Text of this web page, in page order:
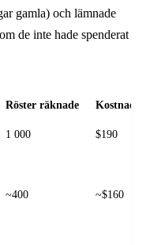
gamla) och lämnade
de inte hade spenderat
Röster räknade Kostnad
1 000 $190
~400 ~$160